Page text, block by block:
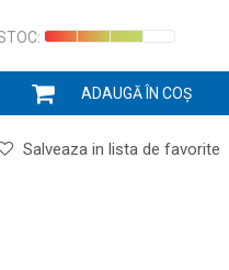
ADAUGĂ ÎN COȘ
Salveaza in lista de favorite